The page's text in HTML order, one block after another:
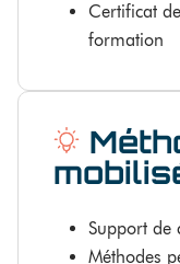
Certificat
formation
Support de
Méthodes